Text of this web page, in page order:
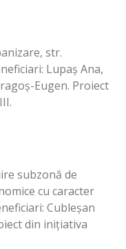
str.
Lupaș Ana,
Eugen. Proiect
subzonă de
cu caracter
Cubleșan
din inițiativa